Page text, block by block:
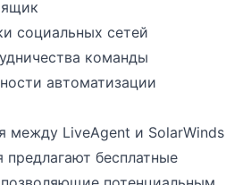
социальных сетей
команды
автоматизации
между LiveAgent и SolarWinds
бесплатные